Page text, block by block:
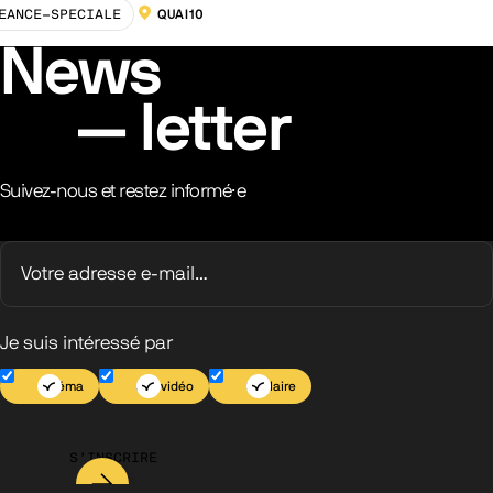
SPECIALE LOCALISATION :
QUAI10
News
letter
Suivez-nous et restez informé·e
Je suis intéressé par
Cinéma Jeu vidéo Scolaire
S’INSCRIRE